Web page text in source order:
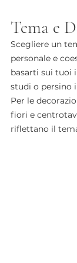
Tema e
Scegliere un
personale e
basarti sui tuoi
studi o persino
Per le
fiori e
riflettano il